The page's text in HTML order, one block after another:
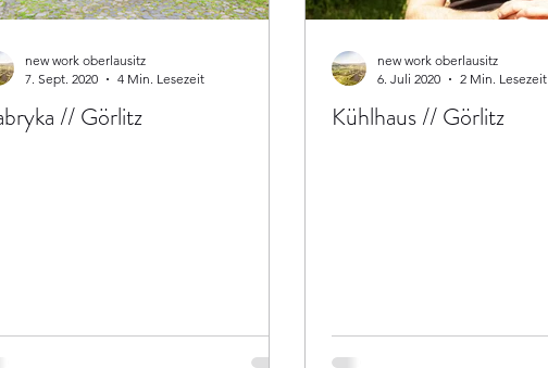
// Görlitz
new work oberlausitz
7. Sept. 2020
4 Min. Lesezeit
Kühlhaus // Görlitz
new work oberlausitz
6. Juli 2020
2 Min. Lesezeit